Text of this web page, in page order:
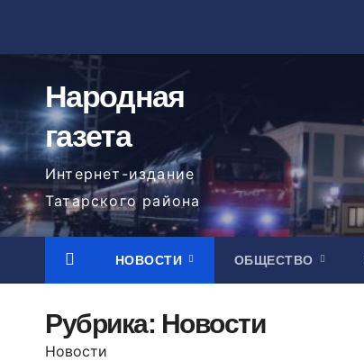
содержимому
Народная
газета
Интернет-издание
Татарского района
НОВОСТИ ОБЩЕСТВО
Рубрика: Новости
Новости